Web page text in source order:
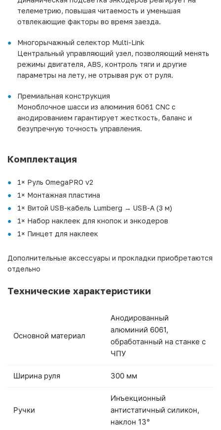
телеметрию, повышая читаемость и уменьшая
отвлекающие факторы во время заезда.
Многорычажный селектор Multi-Link
Центральный управляющий узел, позволяющий менять
режимы двигателя, ABS, контроль тяги и другие
параметры на лету, не отрывая рук от руля.
Премиальная конструкция
Моноблочное шасси из алюминия 6061 CNC с
анодированием гарантирует жесткость, баланс и
безупречную точность управления.
Комплектация
1× Руль OmegaPRO v2
1× Монтажная пластина
1× Витой USB-кабель Lumberg → USB-A (3 м)
1× Набор наклеек для кнопок и энкодеров
1× Пинцет для наклеек
Дополнительные аксессуары и прокладки приобретаются
отдельно
Технические характеристики
Основной материал
Анодированный
алюминий 6061,
обработанный на станке с
ЧПУ
Ширина руля 300 мм
Ручки
Инъекционный
антистатичный силикон,
наклон 13°